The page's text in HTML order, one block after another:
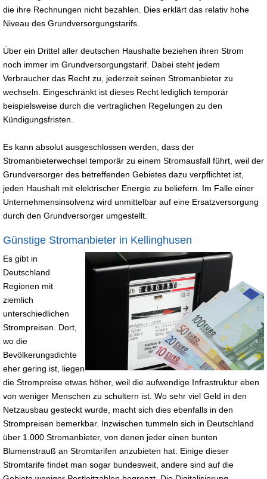
die ihre Rechnungen nicht bezahlen. Dies erklärt das relativ hohe
Niveau des Grundversorgungstarifs.
Über ein Drittel aller deutschen Haushalte beziehen ihren Strom
noch immer im Grundversorgungstarif. Dabei steht jedem
Verbraucher das Recht zu, jederzeit seinen Stromanbieter zu
wechseln. Eingeschränkt ist dieses Recht lediglich temporär
beispielsweise durch die vertraglichen Regelungen zu den
Kündigungsfristen.
Es kann absolut ausgeschlossen werden, dass der
Stromanbieterwechsel temporär zu einem Stromausfall führt, weil der
Grundversorger des betreffenden Gebietes dazu verpflichtet ist,
jeden Haushalt mit elektrischer Energie zu beliefern. Im Falle einer
Unternehmensinsolvenz wird unmittelbar auf eine Ersatzversorgung
durch den Grundversorger umgestellt.
Günstige Stromanbieter in Kellinghusen
Es gibt in
Deutschland
Regionen mit
ziemlich
unterschiedlichen
Strompreisen. Dort,
wo die
Bevölkerungsdichte
eher gering ist, liegen
die Strompreise etwas höher, weil die aufwendige Infrastruktur eben
von weniger Menschen zu schultern ist. Wo sehr viel Geld in den
Netzausbau gesteckt wurde, macht sich dies ebenfalls in den
Strompreisen bemerkbar. Inzwischen tummeln sich in Deutschland
über 1.000 Stromanbieter, von denen jeder einen bunten
Blumenstrauß an Stromtarifen anzubieten hat. Einige dieser
Stromtarife findet man sogar bundesweit, andere sind auf die